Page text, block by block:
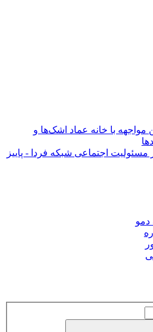
مواجهه با خانه عماد اشک‌ها و
اجتماعی شبکه فردا - پاییز